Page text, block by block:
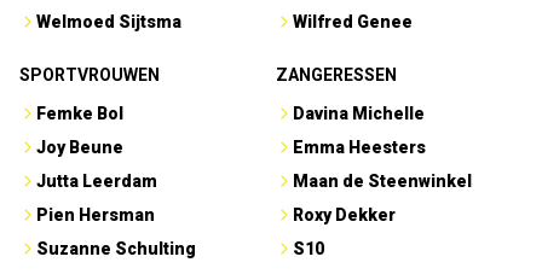
Welmoed Sijtsma
Wilfred Genee
SPORTVROUWEN
Femke Bol
Joy Beune
Jutta Leerdam
Pien Hersman
Suzanne Schulting
ZANGERESSEN
Davina Michelle
Emma Heesters
Maan de Steenwinkel
Roxy Dekker
S10